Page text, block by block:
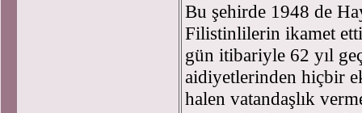
Bu şehirde 1948 de
Filistinlilerin ikamet
gün itibariyle 62 yıl
aidiyetlerinden hiçbir
halen vatandaşlık